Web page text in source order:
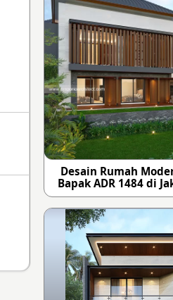
Desain Rumah
Bapak ADR 1484 di